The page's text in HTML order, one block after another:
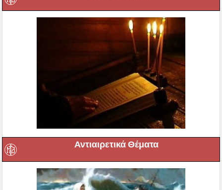
Αντιαιρετικά Θέματα